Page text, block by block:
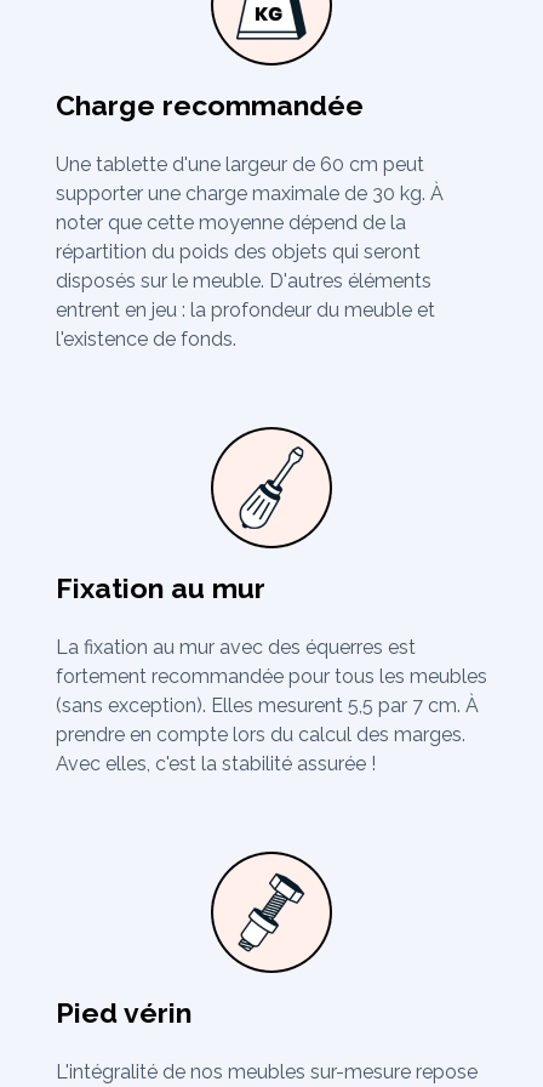
Charge recommandée
Une tablette d'une largeur de 60 cm peut
supporter une charge maximale de 30 kg. À
noter que cette moyenne dépend de la
répartition du poids des objets qui seront
disposés sur le meuble. D'autres éléments
entrent en jeu : la profondeur du meuble et
l'existence de fonds.
Fixation au mur
La fixation au mur avec des équerres est
fortement recommandée pour tous les meubles
(sans exception). Elles mesurent 5,5 par 7 cm. À
prendre en compte lors du calcul des marges.
Avec elles, c'est la stabilité assurée !
Pied vérin
L'intégralité de nos meubles sur-mesure repose